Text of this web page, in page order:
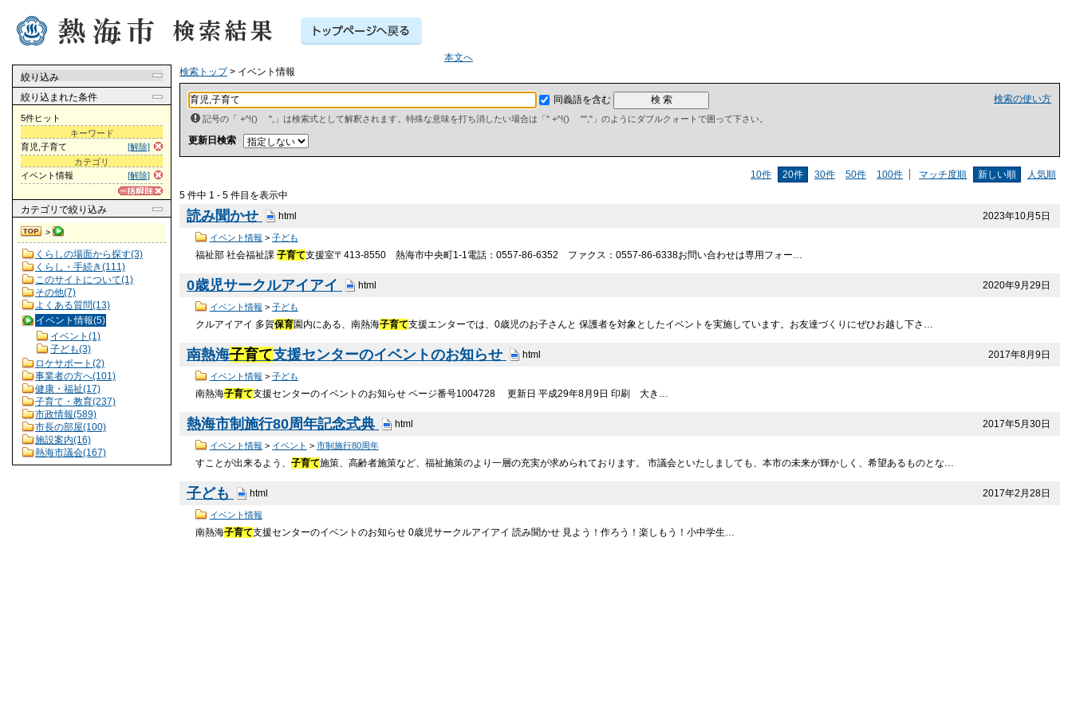
本文へ
絞り込み
絞り込まれた条件
5件ヒット
キーワード
[解除]
育児,子育て
カテゴリ
[解除]
イベント情報
カテゴリ で絞り込み
>
くらしの場面から探す(3)
くらし・手続き(111)
このサイトについて(1)
その他(7)
よくある質問(13)
イベント情報(5)
イベント(1)
子ども(3)
ロケサポート(2)
事業者の方へ(101)
健康・福祉(17)
子育て・教育(237)
市政情報(589)
市長の部屋(100)
施設案内(16)
熱海市議会(167)
検索トップ> イベント情報
検索の使い方
同義語を含む
記号の「 +^!() ",」は検索式として解釈されます。特殊な意味を打ち消したい場合は「" +^!() "","」のようにダブルクォートで囲って下さい。
更新日検索
10件 20件 30件 50件 100件 マッチ度順 新しい順
人気順
5 件中 1 - 5 件目を表示中
2023年10月5日
読み聞かせ html
イベント情報 > 子ども
福祉部 社会福祉課子育て支援室〒413-8550 熱海市中央町1-1電話：0557-86-6352 ファクス：0557-86-6338お問い合わせは専用フォー…
2020年9月29日
0歳児サークルアイアイ html
イベント情報 > 子ども
クルアイアイ 多賀保育園内にある、南熱海子育て支援エンターでは、0歳児のお子さんと 保護者を対象としたイベントを実施しています。お友達づくりにぜひお越し下さ…
2017年8月9日
南熱海子育て支援センターのイベントのお知らせ html
イベント情報 > 子ども
南熱海子育て支援センターのイベントのお知らせ ページ番号1004728 更新日 平成29年8月9日 印刷 大き…
2017年5月30日
熱海市制施行80周年記念式典 html
イベント情報 > イベント > 市制施行80周年
すことが出来るよう、子育て施策、高齢者施策など、福祉施策のより一層の充実が求められております。 市議会といたしましても、本市の未来が輝かしく、希望あるものとな…
2017年2月28日
子ども html
イベント情報
南熱海子育て支援センターのイベントのお知らせ 0歳児サークルアイアイ 読み聞かせ 見よう！作ろう！楽しもう！小中学生…